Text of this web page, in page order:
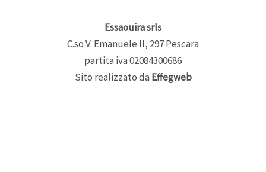
Essaouira srls
C.so V. Emanuele II, 297 Pescara
partita iva 02084300686
Sito realizzato da Effegweb